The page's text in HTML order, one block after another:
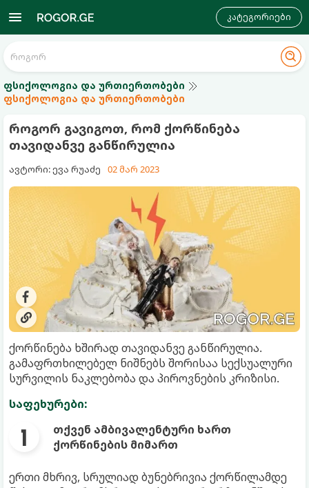
კატეგორიები
ფსიქოლოგია და ურთიერთობები
ფსიქოლოგია და ურთიერთობები
როგორ გავიგოთ, რომ ქორწინება
თავიდანვე განწირულია
ავტორი: ევა რუაძე 02 მარ 2023
ქორწინება ხშირად თავიდანვე განწირულია.
გამაფრთხილებელ ნიშნებს შორისაა სექსუალური
სურვილის ნაკლებობა და პიროვნების კრიზისი.
საფეხურები:
თქვენ ამბივალენტური ხართ
ქორწინების მიმართ
ერთი მხრივ, სრულიად ბუნებრივია ქორწილამდე